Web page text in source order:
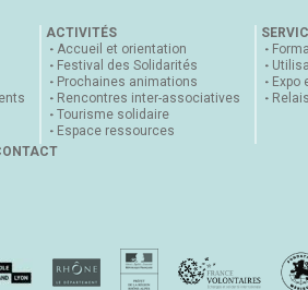
ACTIVITÉS
Accueil et orientation
Festival des Solidarités
Prochaines animations
Rencontres inter-associatives
Tourisme solidaire
Espace ressources
Expo